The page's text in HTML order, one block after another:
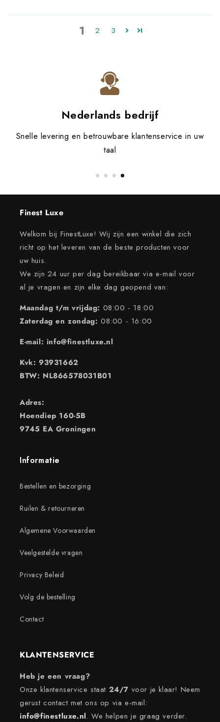
1 2 3
Nederlands bedrijf
Snelle levering en betrouwbare klantenservice in uw
taal
Finest Luxe
Welkom bij FinestLuxe! Wij zijn een winkel die zich
richt op het leveren van de beste producten voor
uw huis.
We zijn 24 uur per dag bereikbaar via e-mail voor
al je vragen en zijn elke dag geopend van:
Maandag t/m vrijdag: 08:00 - 18:00
Zaterdag en zondag: 08:00 - 16:00
E-mail: info@finestluxe.nl
Kvk: 93931662
BTW: NL866578031B01
Adres:
Hoendiep 160-5B
9745 EA Groningen
Informatie
Bestellen en bezorging
Ruilen & retourneren
Algemene Voorwaarden
Veelgestelde vragen
Privacy Beleid
Volg de bestelling
Contact
KLANTENSERVICE
Heb je een vraag?
Onze klantenservice staat 24/7 voor je klaar! Neem
gerust contact met ons op via e-mail:
info@finestluxe.nl. We helpen je graag verder.